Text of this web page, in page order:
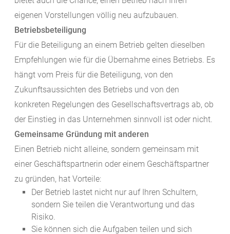
eigenen Vorstellungen völlig neu aufzubauen.
Betriebsbeteiligung
Für die Beteiligung an einem Betrieb gelten dieselben
Empfehlungen wie für die Übernahme eines Betriebs. Es
hängt vom Preis für die Beteiligung, von den
Zukunftsaussichten des Betriebs und von den
konkreten Regelungen des Gesellschaftsvertrags ab, ob
der Einstieg in das Unternehmen sinnvoll ist oder nicht.
Gemeinsame Gründung mit anderen
Einen Betrieb nicht alleine, sondern gemeinsam mit
einer Geschäftspartnerin oder einem Geschäftspartner
zu gründen, hat Vorteile:
Der Betrieb lastet nicht nur auf Ihren Schultern,
sondern Sie teilen die Verantwortung und das
Risiko.
Sie können sich die Aufgaben teilen und sich